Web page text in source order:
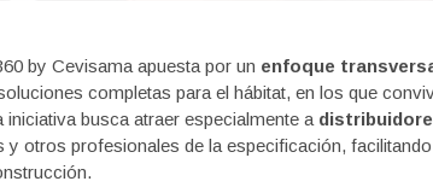
by Cevisama apuesta por un enfoque
completas para el hábitat, en los que
busca atraer especialmente a
y otros profesionales de la especificación,